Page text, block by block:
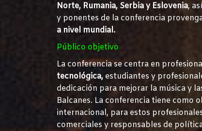
Norte, Rumania, Serbia y Eslovenia,
y ponentes de la conferencia
a nivel mundial.
Público objetivo
La conferencia se centra en
tecnológica, estudiantes y
dedicación para mejorar la música y
Balcanes. La conferencia tiene como
internacional, para estos
comerciales y responsables de